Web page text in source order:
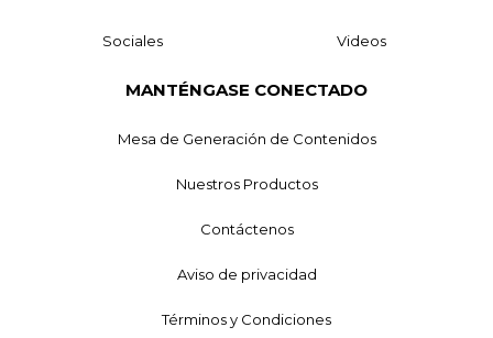
Sociales Videos
MANTÉNGASE CONECTADO
Mesa de Generación de Contenidos
Nuestros Productos
Contáctenos
Aviso de privacidad
Términos y Condiciones